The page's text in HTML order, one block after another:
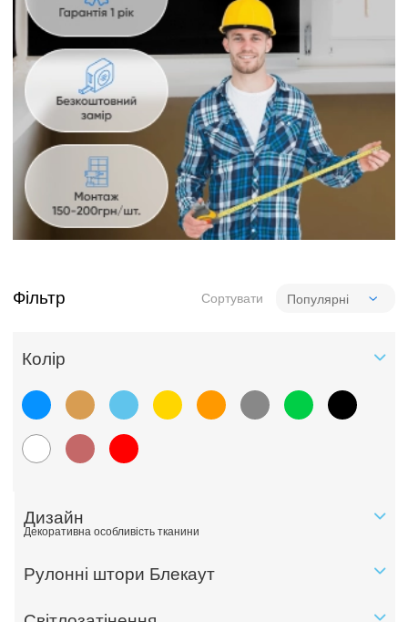
Фільтр Сортувати
Колiр
Дизайн
Декоративна особливість тканини
Рулонні штори Блекаут